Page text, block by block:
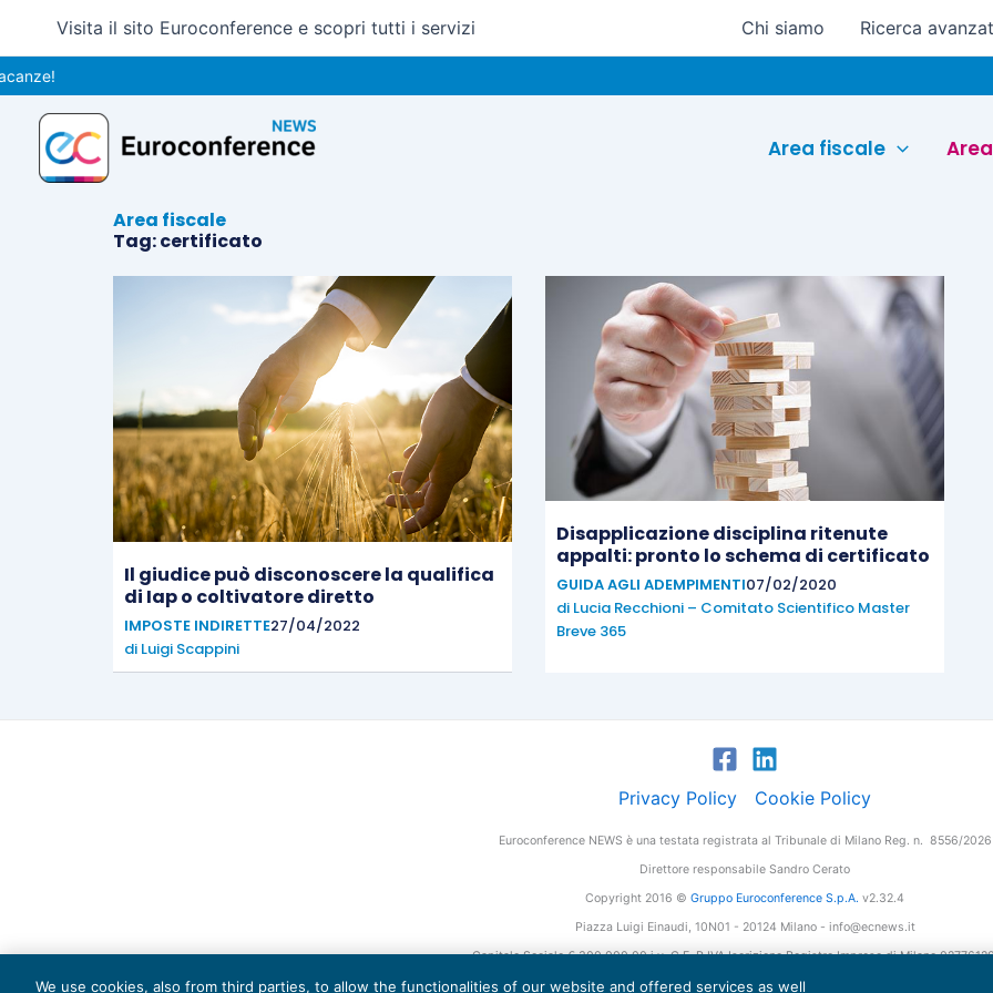
contenuto
Visita il sito Euroconference e scopri tutti i servizi Chi siamo Ricerca
Area fiscale
Area fiscale
Tag: certificato
Il giudice può disconoscere la qualifica
di Iap o coltivatore diretto
IMPOSTE INDIRETTE27/04/2022
di Luigi Scappini
Disapplicazione disciplina ritenute
appalti: pronto lo schema di certificato
GUIDA AGLI ADEMPIMENTI07/02/2020
di Lucia Recchioni – Comitato Scientifico Master
Breve 365
Privacy Policy Cookie Policy
Euroconference NEWS è una testata registrata al Tribunale di Milano Reg. n. 8556/2026
Direttore responsabile Sandro Cerato
Copyright 2016 © Gruppo Euroconference S.p.A. v2.32.4
Piazza Luigi Einaudi, 10N01 - 20124 Milano - info@ecnews.it
Capitale Sociale € 300.000,00 i.v. C.F. P.IVA Iscrizione Registro Imprese di Milano
We use cookies, also from third parties, to allow the functionalities of our website and offered services as well